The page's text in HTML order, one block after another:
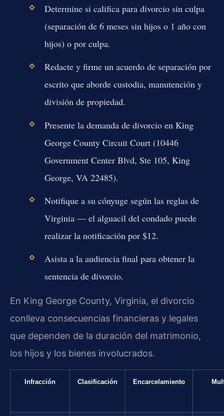
Determine si califica para divorcio sin culpa
(separación de 6 meses sin hijos o 1 año con
hijos) o por culpa.
Redacte y firme un acuerdo de separación por
escrito que aborde custodia, manutención y
división de propiedad.
Presente la demanda de divorcio en King
George County Circuit Court (10446
Government Center Blvd, Ste 105, King
George, VA 22485).
Notifique a su cónyuge según las reglas de
Virginia — el alguacil del condado puede
realizar la notificación por $12.
Asista a la audiencia final para obtener la
sentencia de divorcio.
En King George County, Virginia, el divorcio
conlleva consecuencias financieras y legales
que dependen de la duración del matrimonio,
los hijos y los bienes involucrados.
Infracción Clasificación Encarcelamiento